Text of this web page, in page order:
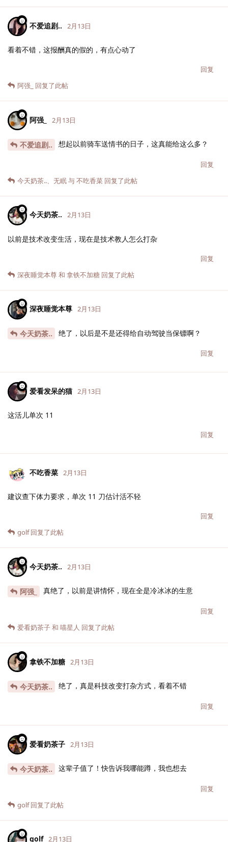
不爱追剧.. 2月13日
看着不错，这报酬真的假的，有点心动了
回复
阿强_
回复了此帖
阿强_ 2月13日
不爱追剧.. 想起以前骑车送情书的日子，这真能给这么多？
回复
今天奶茶..
无眠与不吃香菜 回复了此帖
今天奶茶.. 2月13日
以前是技术改变生活，现在是技术教人怎么打杂
回复
深夜睡觉本尊和 拿铁不加糖 回复了此帖
深夜睡觉本尊 2月13日
今天奶茶.. 绝了，以后是不是还得给自动驾驶当保镖啊？
回复
爱看发呆的猫 2月13日
这活儿单次 11
回复
不吃香菜 2月13日
建议查下体力要求，单次 11 刀估计活不轻
回复
golf回复了此帖
今天奶茶.. 2月13日
阿强_ 真绝了，以前是讲情怀，现在全是冷冰冰的生意
回复
爱看奶茶子和 喵星人 回复了此帖
拿铁不加糖 2月13日
今天奶茶.. 绝了，真是科技改变打杂方式，看着不错
回复
爱看奶茶子 2月13日
今天奶茶.. 这辈子值了！快告诉我哪能蹲，我也想去
回复
golf回复了此帖
golf 2月13日